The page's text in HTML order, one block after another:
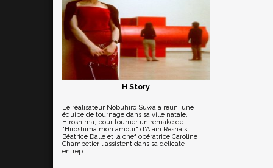
H Story
Le réalisateur Nobuhiro Suwa a réuni une
équipe de tournage dans sa ville natale,
Hiroshima, pour tourner un remake de
"Hiroshima mon amour" d'Alain Resnais.
Béatrice Dalle et la chef opératrice Caroline
Champetier l'assistent dans sa délicate
entrep...